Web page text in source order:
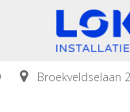
Broekveldselaan